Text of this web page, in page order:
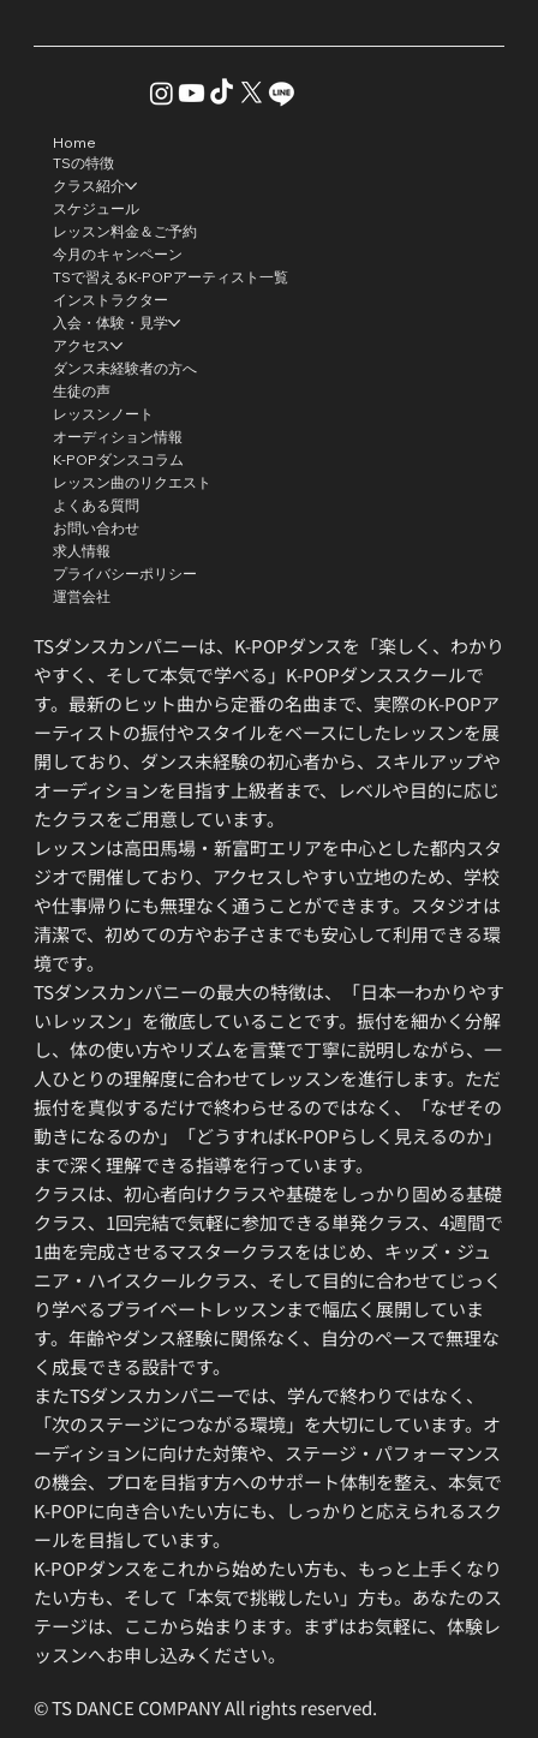
TSダンスカンパニーは、K-POPダンスを「楽しく、わかり
やすく、そして本気で学べる」K-POPダンススクールで
す。最新のヒット曲から定番の名曲まで、実際のK-POPア
ーティストの振付やスタイルをベースにしたレッスンを展
開しており、ダンス未経験の初心者から、スキルアップや
オーディションを目指す上級者まで、レベルや目的に応じ
たクラスをご用意しています。
レッスンは高田馬場・新富町エリアを中心とした都内スタ
ジオで開催しており、アクセスしやすい立地のため、学校
や仕事帰りにも無理なく通うことができます。スタジオは
清潔で、初めての方やお子さまでも安心して利用できる環
境です。
TSダンスカンパニーの最大の特徴は、「日本一わかりやす
いレッスン」を徹底していることです。振付を細かく分解
し、体の使い方やリズムを言葉で丁寧に説明しながら、一
人ひとりの理解度に合わせてレッスンを進行します。ただ
振付を真似するだけで終わらせるのではなく、「なぜその
動きになるのか」「どうすればK-POPらしく見えるのか」
まで深く理解できる指導を行っています。
クラスは、初心者向けクラスや基礎をしっかり固める基礎
クラス、1回完結で気軽に参加できる単発クラス、4週間で
1曲を完成させるマスタークラスをはじめ、キッズ・ジュ
ニア・ハイスクールクラス、そして目的に合わせてじっく
り学べるプライベートレッスンまで幅広く展開していま
す。年齢やダンス経験に関係なく、自分のペースで無理な
く成長できる設計です。
またTSダンスカンパニーでは、学んで終わりではなく、
「次のステージにつながる環境」を大切にしています。オ
ーディションに向けた対策や、ステージ・パフォーマンス
の機会、プロを目指す方へのサポート体制を整え、本気で
K-POPに向き合いたい方にも、しっかりと応えられるスク
ールを目指しています。
K-POPダンスをこれから始めたい方も、もっと上手くなり
たい方も、そして「本気で挑戦したい」方も。あなたのス
テージは、ここから始まります。まずはお気軽に、体験レ
ッスンへお申し込みください。
Home
TSの特徴
クラス紹介
スケジュール
レッスン料金＆ご予約
今月のキャンペーン
TSで習えるK-POPアーティスト一覧
インストラクター
入会・体験・見学
アクセス
ダンス未経験者の方へ
生徒の声
レッスンノート
オーディション情報
K-POPダンスコラム
レッスン曲のリクエスト
よくある質問
お問い合わせ
求人情報
プライバシーポリシー
運営会社
© TS DANCE COMPANY All rights reserved.